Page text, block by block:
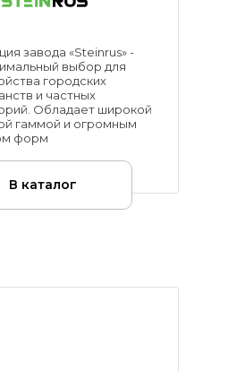
завода «Steinrus» -
выбор для
городских
и частных
Обладает широкой
гаммой и огромным
форм
В каталог